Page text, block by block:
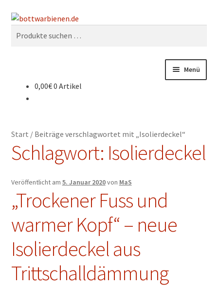
Zur
Zum
Suchen
Menü
BIENEN-BLOG
INFORMATIONEN
IMPRESSUM
0,00€0 Artikel
Start / Beiträge verschlagwortet mit „Isolierdeckel“
Schlagwort: Isolierdeckel
Veröffentlicht am 5. Januar 2020von MaS
„Trockener Fuss und
warmer Kopf“ – neue
Isolierdeckel aus
Trittschalldämmung